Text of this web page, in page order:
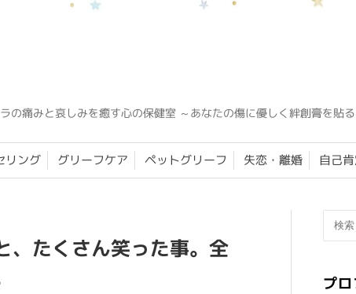
の痛みと哀しみを癒す心の保健室 ～あなたの傷に優しく絆創膏を貼
リング グリーフケア ペットグリーフ 失恋・離婚 自己
、たくさん笑った事。全
プ